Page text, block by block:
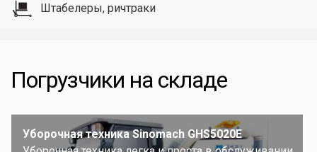
Штабелеры, ричтраки
Погрузчики на складе
Уборочная техника Sinomach GHS5020E